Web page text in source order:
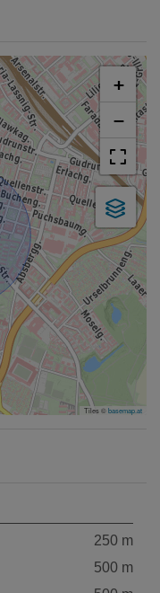
+
−
Tiles ©basemap.at
250 m
500 m